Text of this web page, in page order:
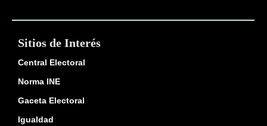
Sitios de Interés
Central Electoral
Norma INE
Gaceta Electoral
Igualdad